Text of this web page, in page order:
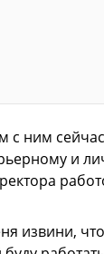
с ним
и
извини,